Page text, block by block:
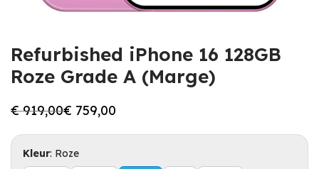
Refurbished iPhone 16 128GB
Roze Grade A (Marge)
€919,00
Oorspronkelijke
was:
€ 919,00.
€ 759,00
Huidige
is:
€ 759,00.
Kleur: Roze